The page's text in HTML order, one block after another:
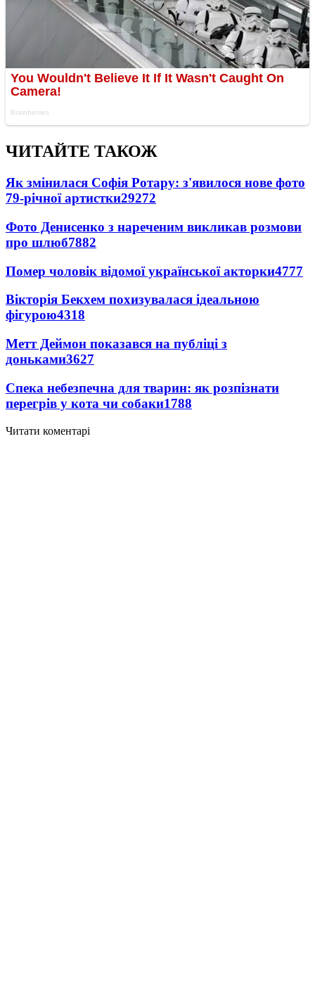
ЧИТАЙТЕ ТАКОЖ
Як змінилася Софія Ротару: з'явилося нове фото
79-річної артистки29272
Фото Денисенко з нареченим викликав розмови
про шлюб7882
Помер чоловік відомої української акторки4777
Вікторія Бекхем похизувалася ідеальною
фігурою4318
Метт Деймон показався на публіці з
доньками3627
Спека небезпечна для тварин: як розпізнати
перегрів у кота чи собаки1788
Читати коментарі